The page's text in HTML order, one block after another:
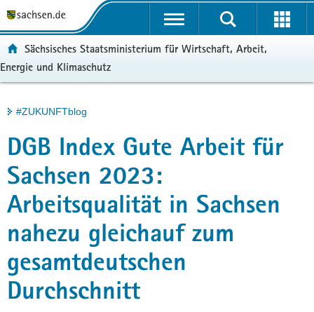
t
a
l
e
r
g
r
e
f
n
d
e
u
p
t
h
a
l
t
e
r
v
e
Portalübergreifende
Sächsisches Staatsministerium für Wirtschaft, Arbeit,
Energie und Klimaschutz
Hauptinhalt
#ZUKUNFTblog
DGB Index Gute Arbeit für
Sachsen 2023:
Arbeitsqualität in Sachsen
nahezu gleichauf zum
gesamtdeutschen
Durchschnitt